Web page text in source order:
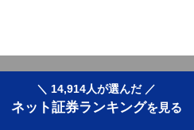
＼ 14,914人が選んだ ／
ネット証券ランキングを見る